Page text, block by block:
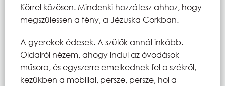
Körrel közösen. Mindenki hozzátesz ahhoz, hogy
megszülessen a fény, a Jézuska Corkban.
A gyerekek édesek. A szülők annál inkább.
Oldalról nézem, ahogy indul az óvodások
műsora, és egyszerre emelkednek fel a székről,
kezükben a mobillal, persze, persze, hol a